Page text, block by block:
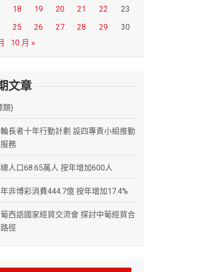
18 19 20 21 22
23
25 26 27 28 29
30
10 月 »
文章
題)
長者十年行動計劃 設四專責小組推動
務
人口68.65萬人 按年增加600人
非博彩消費444.7億 按年增加17.4%
西語國家經貿交流會 探討中葡經貿合
徑